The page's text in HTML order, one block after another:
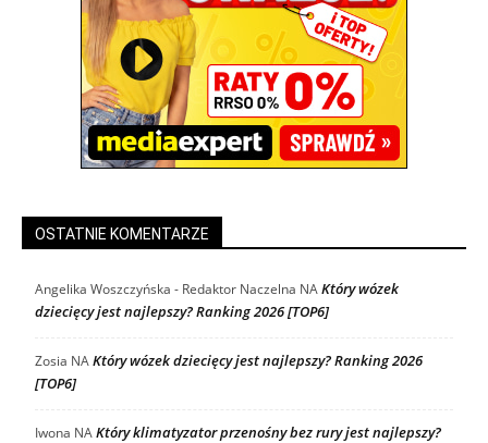
OSTATNIE KOMENTARZE
Angelika Woszczyńska - Redaktor Naczelna NAKtóry wózek
dziecięcy jest najlepszy? Ranking 2026 [TOP6]
Zosia NAKtóry wózek dziecięcy jest najlepszy? Ranking 2026
[TOP6]
Iwona NAKtóry klimatyzator przenośny bez rury jest najlepszy?